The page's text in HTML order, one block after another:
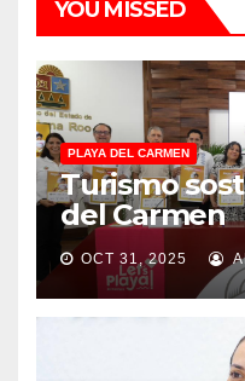
YOU MISSED
PLAYA DEL CARMEN
Turismo
del Carmen
OCT 31, 2025